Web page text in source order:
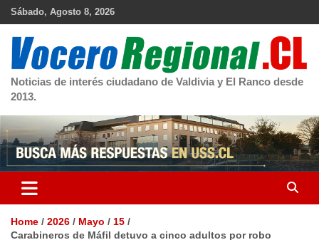
Skip
Sábado, Agosto 8, 2026
Noticias de interés ciudadano de Valdivia y El Ranco desde
2013.
Home 2026 Mayo
15
Carabineros de Máfil detuvo a cinco adultos por robo